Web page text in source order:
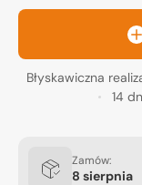
Błyskawiczna
14
Zamów:
8 sierpnia